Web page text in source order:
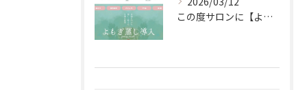
この度サロンに【よもぎ蒸し】を新しく導入しました🌿✨